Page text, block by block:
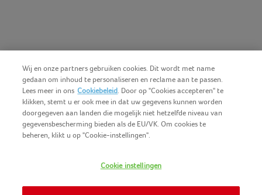
COPYRIGHT IGLO 2025
CONTACTEER ONS
Wij en onze partners gebruiken cookies. Dit wordt met name
gedaan om inhoud te personaliseren en reclame aan te passen.
Lees meer in ons Cookiebeleid. Door op "Cookies accepteren" te
klikken, stemt u er ook mee in dat uw gegevens kunnen worden
doorgegeven aan landen die mogelijk niet hetzelfde niveau van
gegevensbescherming bieden als de EU/VK. Om cookies te
beheren, klikt u op "Cookie-instellingen".
Cookie instellingen